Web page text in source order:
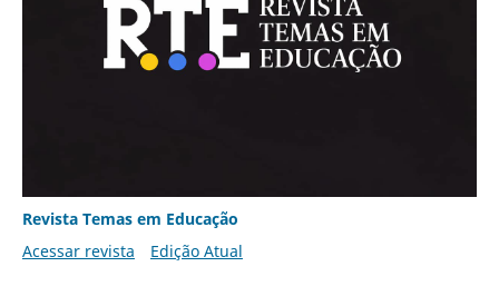
Revista Temas em Educação
Acessar revista
Edição Atual